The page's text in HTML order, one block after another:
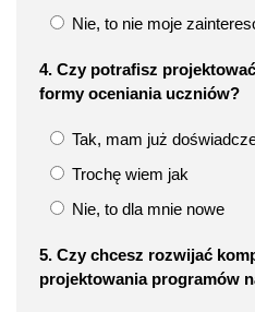
Nie, to nie moje
4. Czy potrafisz
formy oceniania uczniów?
Tak, mam już
Trochę wiem jak
Nie, to dla mnie nowe
5. Czy chcesz rozwijać
projektowania programów